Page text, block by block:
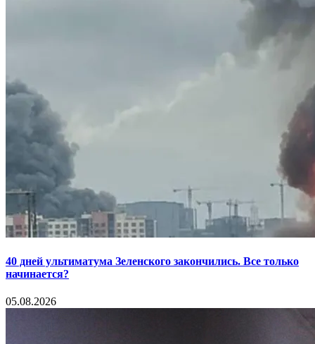
40 дней ультиматума Зеленского закончились. Все только
начинается?
05.08.2026